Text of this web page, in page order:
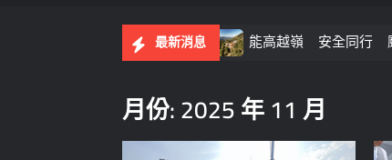
最新消息能高越嶺 安全同行 颱風季登
月份:2025 年 11 月